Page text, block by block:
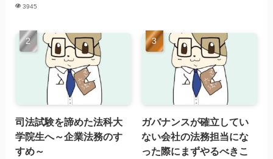
3945
司法試験を諦めた法科大
学院生へ～企業法務のす
すめ～
ガバナンスが確立してい
ない会社の法務担当にな
った際にまずやるべきこ